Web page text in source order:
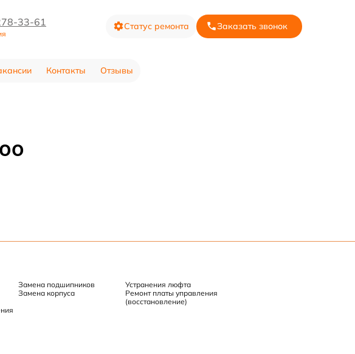
33-61 Статус ремонта Заказать звонок
Контакты Отзывы
Замена подшипников
Устранения люфта
Замена корпуса
Ремонт платы управления
(восстановление)